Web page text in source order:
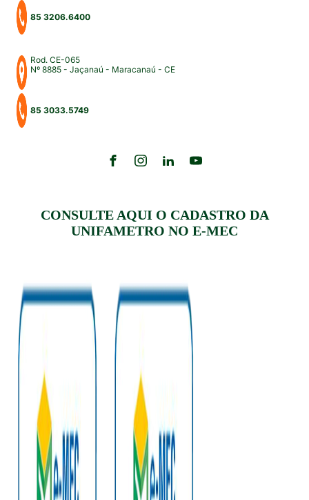
85 3206.6400
Rod. CE-065
Nº 8885 - Jaçanaú - Maracanaú - CE
85 3033.5749
CONSULTE AQUI O CADASTRO DA
UNIFAMETRO NO E-MEC